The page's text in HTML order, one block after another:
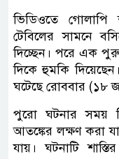
ভিডিওতে গোলাপি
টেবিলের সামনে
দিচ্ছেন। পরে এক
দিকে হুমকি
ঘটেছে রোববার (১৮
পুরো ঘটনার সময়
আতঙ্কের লক্ষণ করা
যায়। ঘটনাটি